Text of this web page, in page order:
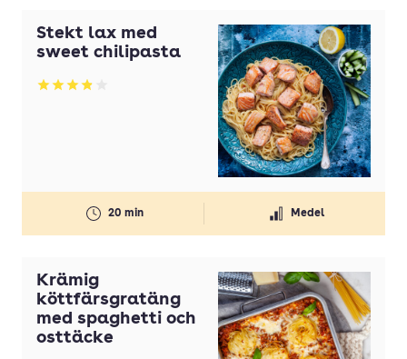
Stekt lax med
sweet chilipasta
Betyg: 3.89 av 5
20 min Medel
Krämig
köttfärsgratäng
med spaghetti och
osttäcke